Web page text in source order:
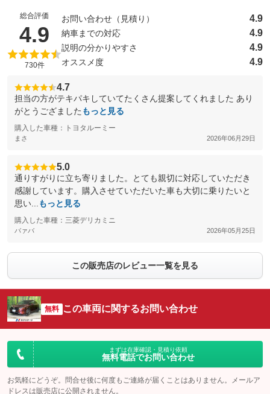
総合評価
4.9 （5点満点中）
730件
お問い合わせ（見積り） 4.9
納車までの対応 4.9
説明の分かりやすさ 4.9
オススメ度 4.9
4.7
担当の方がテキパキしていてたくさん提案してくれました あり
がとうござました もっと見る
購入した車種：トヨタルーミー
まさ 2026年06月29日
5.0
通りすがりに立ち寄りました。とても親切に対応していただき
感謝しています。購入させていただいた車も大切に乗りたいと
思い...
もっと見る
購入した車種：三菱デリカミニ
バァバ 2026年05月25日
この販売店のレビュー一覧を見る
無料 この車両に関するお問い合わせ
まずは在庫確認・見積り依頼
無料電話でお問い合わせ
お気軽にどうぞ。問合せ後に何度もご連絡が届くことはありません。メールア
ドレスは販売店に公開されません。